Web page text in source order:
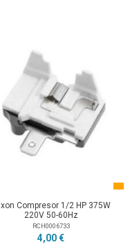
Compresor 1/2 HP 375W
220V 50-60Hz
RCH0006733
4,00 €